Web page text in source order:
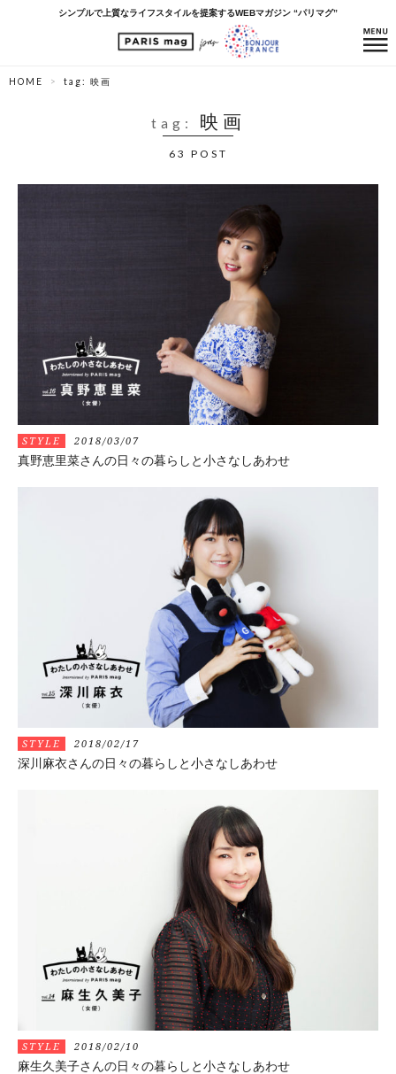
シンプルで上質なライフスタイルを提案するWEBマガジン “パリマグ”
HOME tag: 映画
tag: 映画
63 POST
STYLE 2018/03/07
真野恵里菜さんの日々の暮らしと小さなしあわせ
STYLE 2018/02/17
深川麻衣さんの日々の暮らしと小さなしあわせ
STYLE 2018/02/10
麻生久美子さんの日々の暮らしと小さなしあわせ